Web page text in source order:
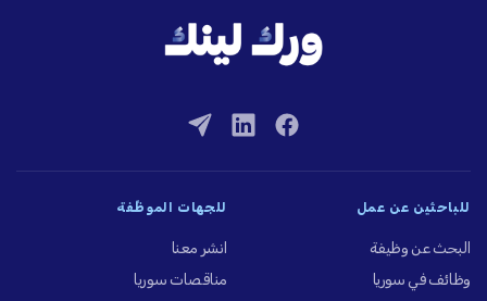
للباحثين عن عمل
البحث عن وظيفة
وظائف في سوريا
للجهات الموظِّفة
انشر معنا
مناقصات سوريا